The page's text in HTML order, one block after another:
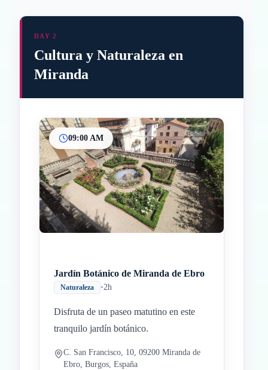
InicioParadas intermedias
Final
DAY 2
Cultura y Naturaleza en
Miranda
09:00 AM
Jardín Botánico de Miranda de Ebro
Naturaleza •2h
Disfruta de un paseo matutino en este
tranquilo jardín botánico.
C. San Francisco, 10, 09200 Miranda de
Ebro, Burgos, España